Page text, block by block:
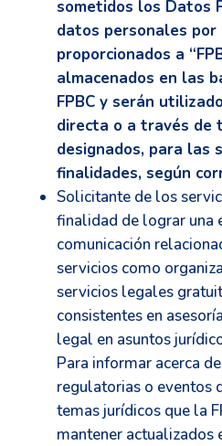
sometidos los Datos
datos personales por
proporcionados a
almacenados en las
FPBC y serán
directa o a través de
designados, para las
finalidades, según
Solicitante de los
finalidad de lograr una
comunicación
servicios como
servicios legales
consistentes en
legal en asuntos
Para informar acerca
regulatorias o eventos
temas jurídicos que la
mantener actualizados